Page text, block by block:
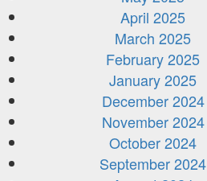
April 2025
March 2025
February 2025
January 2025
December 2024
November 2024
October 2024
September 2024